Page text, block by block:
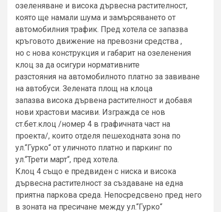
озеленяване и висока дървесна растителност,
която ще намали шума и замърсяването от
автомобилния трафик. Пред хотела се запазва
кръговото движение на превозни средства ,
но с нова конструкция и габарит на озеленения
клоц за да осигури нормативните
разстояния на автомобилното платно за завиване
на автобуси. Зелената площ на клоца
запазва висока дървена растителност и добавя
нови храстови масиви. Изгражда се нов
ст.бет.клоц /номер 4 в графичната част на
проекта/, които отделя пешеходната зона по
ул.“Гурко“ от уличното платно и паркинг по
ул.“Трети март“, пред хотела.
Клоц 4 също е предвиден с ниска и висока
дървесна растителност за създаване на една
приятна паркова среда. Непосредсвено пред него
в зоната на пресичане между ул.“Гурко“